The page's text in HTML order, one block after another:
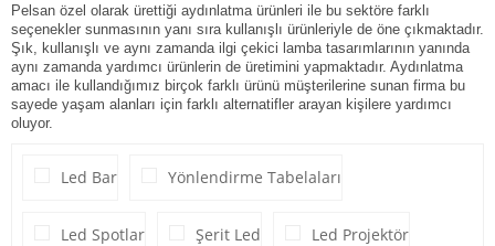
Pelsan özel olarak ürettiği aydınlatma ürünleri ile bu sektöre farklı
seçenekler sunmasının yanı sıra kullanışlı ürünleriyle de öne çıkmaktadır.
Şık, kullanışlı ve aynı zamanda ilgi çekici lamba tasarımlarının yanında
aynı zamanda yardımcı ürünlerin de üretimini yapmaktadır. Aydınlatma
amacı ile kullandığımız birçok farklı ürünü müşterilerine sunan firma bu
sayede yaşam alanları için farklı alternatifler arayan kişilere yardımcı
oluyor.
Led Bar Yönlendirme Tabelaları
Led Spotlar Şerit Led Led Projektör